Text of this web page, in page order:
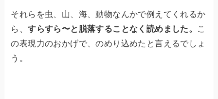
それらを虫、山、海、動物なんかで例えてくれるか
ら、すらすら〜と脱落することなく読めました。 こ
の表現力のおかげで、のめり込めたと言えるでしょ
う。